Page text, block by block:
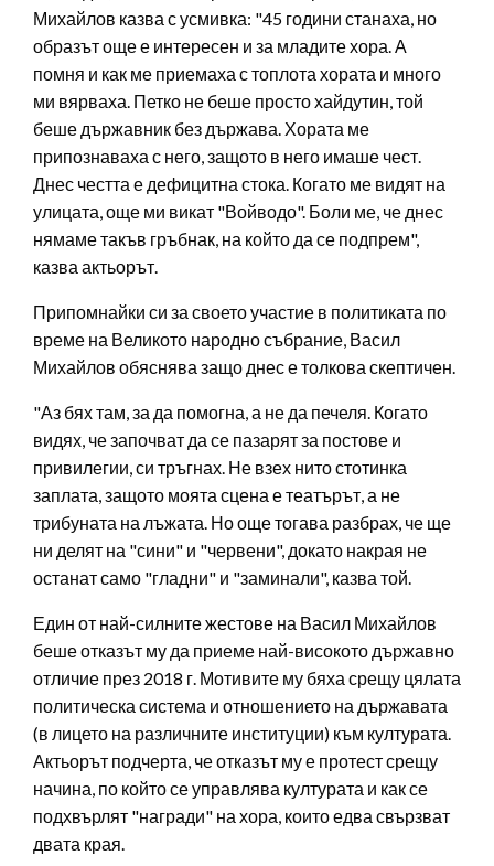
Михайлов казва с усмивка: "45 години станаха, но
образът още е интересен и за младите хора. А
помня и как ме приемаха с топлота хората и много
ми вярваха. Петко не беше просто хайдутин, той
беше държавник без държава. Хората ме
припознаваха с него, защото в него имаше чест.
Днес честта е дефицитна стока. Когато ме видят на
улицата, още ми викат "Войводо". Боли ме, че днес
нямаме такъв гръбнак, на който да се подпрем",
казва актьорът.
Припомнайки си за своето участие в политиката по
време на Великото народно събрание, Васил
Михайлов обяснява защо днес е толкова скептичен.
"Аз бях там, за да помогна, а не да печеля. Когато
видях, че започват да се пазарят за постове и
привилегии, си тръгнах. Не взех нито стотинка
заплата, защото моята сцена е театърът, а не
трибуната на лъжата. Но още тогава разбрах, че ще
ни делят на "сини" и "червени", докато накрая не
останат само "гладни" и "заминали", казва той.
Един от най-силните жестове на Васил Михайлов
беше отказът му да приеме най-високото държавно
отличие през 2018 г. Мотивите му бяха срещу цялата
политическа система и отношението на държавата
(в лицето на различните институции) към културата.
Актьорът подчерта, че отказът му е протест срещу
начина, по който се управлява културата и как се
подхвърлят "награди" на хора, които едва свързват
двата края.